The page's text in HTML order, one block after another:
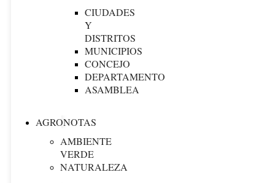
CIUDADES
Y
DISTRITOS
MUNICIPIOS
CONCEJO
DEPARTAMENTO
ASAMBLEA
AGRONOTAS
AMBIENTE
VERDE
NATURALEZA